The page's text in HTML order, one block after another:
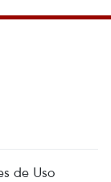
de Uso